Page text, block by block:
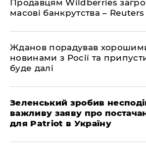
Продавцям Wildberries
масові банкрутства – Reuters
Жданов порадував
новинами з Росії та
буде далі
Зеленський зробив
важливу заяву про
для Patriot в Україну